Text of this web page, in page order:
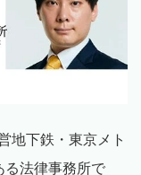
地下鉄・東京メト
る法律事務所で